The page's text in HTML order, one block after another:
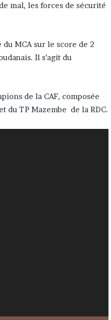
mal, les forces de sécurité
MCA sur le score de 2
Il s’agit du
de la CAF, composée
du TP Mazembe de la RDC.